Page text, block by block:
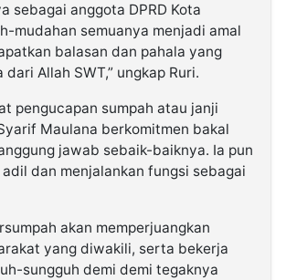
sebagai anggota DPRD Kota
mudahan semuanya menjadi amal
balasan dan pahala yang
Allah SWT,” ungkap Ruri.
pengucapan sumpah atau janji
Maulana berkomitmen bakal
jawab sebaik-baiknya. Ia pun
dan menjalankan fungsi sebagai
akan memperjuangkan
yang diwakili, serta bekerja
sungguh demi demi tegaknya